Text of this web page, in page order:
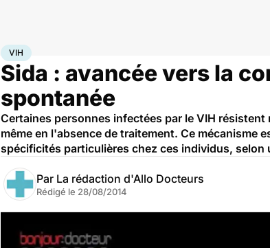
AccueilSanté
VIH
Sida : avancée vers la
spontanée
Certaines personnes infectées par le VIH
même en l'absence de traitement. Ce
spécificités particulières chez ces individus, selon
Par La rédaction d'Allo Docteurs
Rédigé le 28/08/2014